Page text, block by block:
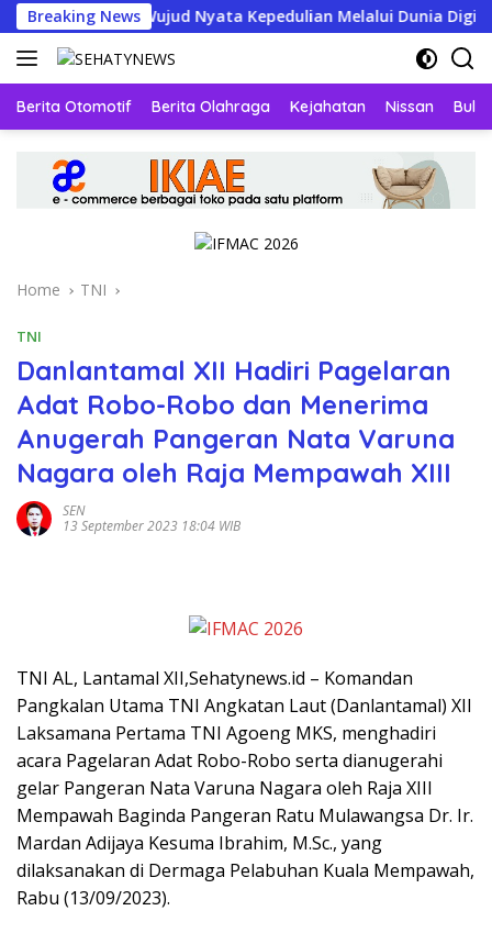
Skip
to
content
Breaking News
Wujud Nyata Kepedulian Melalui Dunia Digital
Berita Otomotif Berita Olahraga Kejahatan Nissan
Home TNI
TNI
Danlantamal XII Hadiri Pagelaran
Adat Robo-Robo dan Menerima
Anugerah Pangeran Nata Varuna
Nagara oleh Raja Mempawah XIII
SEN
13 September 2023 18:04 WIB
TNI AL, Lantamal XII,Sehatynews.id – Komandan
Pangkalan Utama TNI Angkatan Laut (Danlantamal) XII
Laksamana Pertama TNI Agoeng MKS, menghadiri
acara Pagelaran Adat Robo-Robo serta dianugerahi
gelar Pangeran Nata Varuna Nagara oleh Raja XIII
Mempawah Baginda Pangeran Ratu Mulawangsa Dr. Ir.
Mardan Adijaya Kesuma Ibrahim, M.Sc., yang
dilaksanakan di Dermaga Pelabuhan Kuala Mempawah,
Rabu (13/09/2023).